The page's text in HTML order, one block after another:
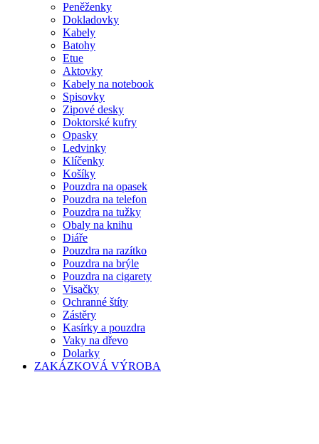
Peněženky
Dokladovky
Kabely
Batohy
Etue
Aktovky
Kabely na notebook
Spisovky
Zipové desky
Doktorské kufry
Opasky
Ledvinky
Klíčenky
Košíky
Pouzdra na opasek
Pouzdra na telefon
Pouzdra na tužky
Obaly na knihu
Diáře
Pouzdra na razítko
Pouzdra na brýle
Pouzdra na cigarety
Visačky
Ochranné štíty
Zástěry
Kasírky a pouzdra
Vaky na dřevo
Dolarky
ZAKÁZKOVÁ VÝROBA